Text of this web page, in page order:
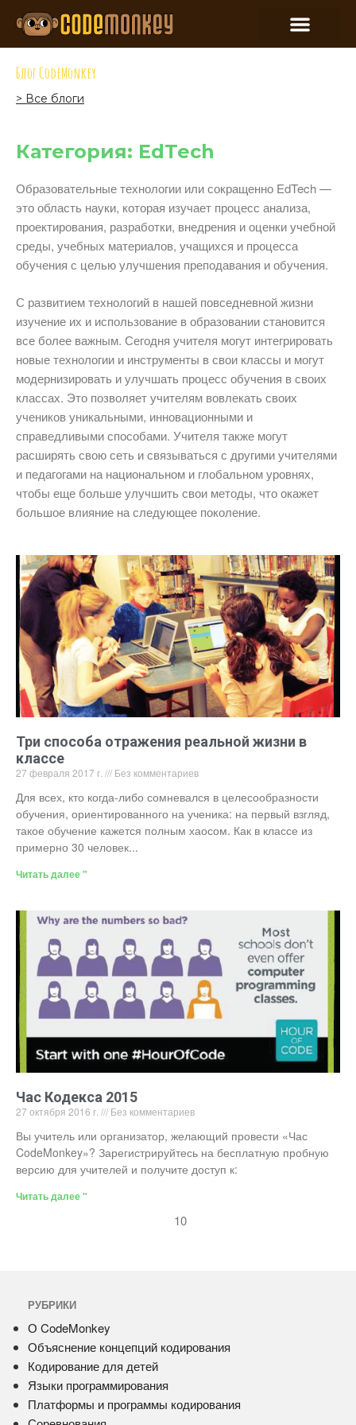
Блог CodeMonkey
> Все блоги
Категория: EdTech
Образовательные технологии или сокращенно EdTech —
это область науки, которая изучает процесс анализа,
проектирования, разработки, внедрения и оценки учебной
среды, учебных материалов, учащихся и процесса
обучения с целью улучшения преподавания и обучения.
С развитием технологий в нашей повседневной жизни
изучение их и использование в образовании становится
все более важным. Сегодня учителя могут интегрировать
новые технологии и инструменты в свои классы и могут
модернизировать и улучшать процесс обучения в своих
классах. Это позволяет учителям вовлекать своих
учеников уникальными, инновационными и
справедливыми способами. Учителя также могут
расширять свою сеть и связываться с другими учителями
и педагогами на национальном и глобальном уровнях,
чтобы еще больше улучшить свои методы, что окажет
большое влияние на следующее поколение.
Три способа отражения реальной жизни в
классе
27 февраля 2017 г. Без комментариев
Для всех, кто когда-либо сомневался в целесообразности
обучения, ориентированного на ученика: на первый взгляд,
такое обучение кажется полным хаосом. Как в классе из
примерно 30 человек...
Читать далее "
Час Кодекса 2015
27 октября 2016 г. Без комментариев
Вы учитель или организатор, желающий провести «Час
CodeMonkey»? Зарегистрируйтесь на бесплатную пробную
версию для учителей и получите доступ к:
Читать далее "
10
РУБРИКИ
О CodeMonkey
Объяснение концепций кодирования
Кодирование для детей
Языки программирования
Платформы и программы кодирования